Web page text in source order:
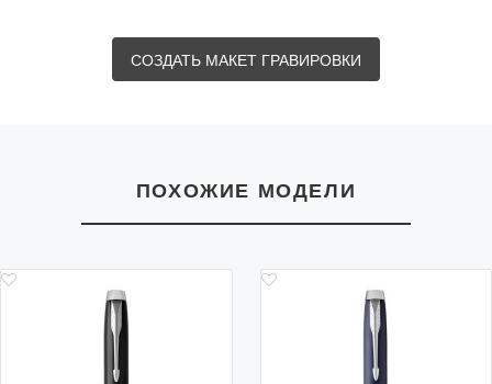
* более точное время согласовывается с курьером
после оформления заказа
Сроки и стоимость доставки зависят от выбранного
Москвы
заказе до 13:00
Курьерской
службой
1-3 рабочих дней
СОЗДАТЬ МАКЕТ ГРАВИРОВКИ
ПОХОЖИЕ МОДЕЛИ